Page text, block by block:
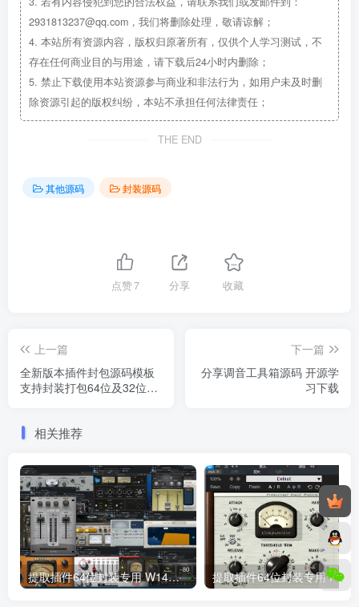
2931813237@qq.com，我们将删除处理，敬请谅解；
4. 本站所有资源内容，版权归原著所有，仅供个人学习测试，不
存在任何商业目的与用途，请下载后24小时内删除；
5. 禁止下载使用本站资源参与商业和非法行为，如用户未及时删
除资源引起的版权纠纷，本站不承担任何法律责任；
THE END
其他源码 封装源码
点赞7 分享 收藏
上一篇
全新版本插件封包源码模板
支持封装打包64位及32位插
下一篇
分享调音工具箱源码 开源学
习下载
相关推荐
提取插件64位封装专用 W14套装